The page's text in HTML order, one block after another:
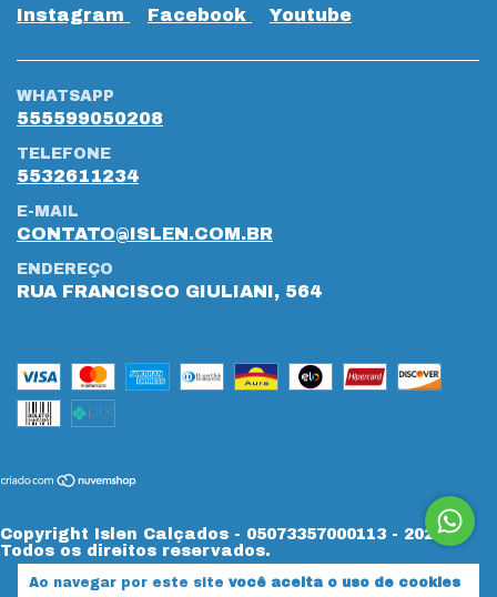
Ao navegar por este site você aceita o uso de cookies
Instagram Facebook Youtube
WHATSAPP
555599050208
TELEFONE
5532611234
E-MAIL
CONTATO@ISLEN.COM.BR
ENDEREÇO
RUA FRANCISCO GIULIANI, 564
Copyright Islen Calçados - 05073357000113 - 2026.
Todos os direitos reservados.